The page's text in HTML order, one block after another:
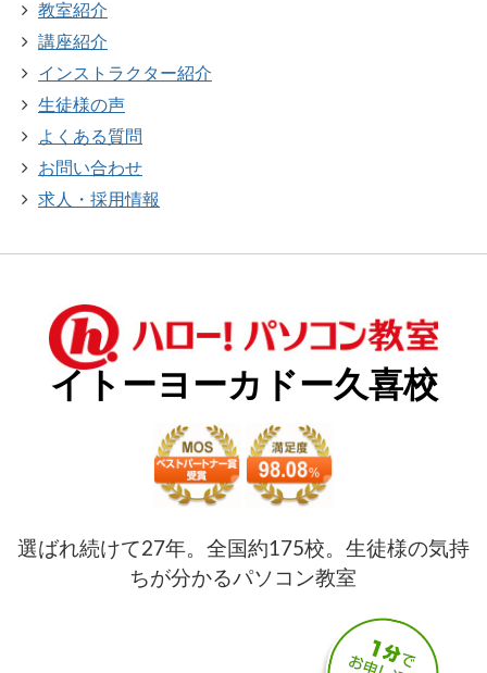
教室紹介
講座紹介
インストラクター紹介
生徒様の声
よくある質問
お問い合わせ
求人・採用情報
イトーヨーカドー久喜校
選ばれ続けて27年。全国約175校。生徒様の気持
ちが分かるパソコン教室